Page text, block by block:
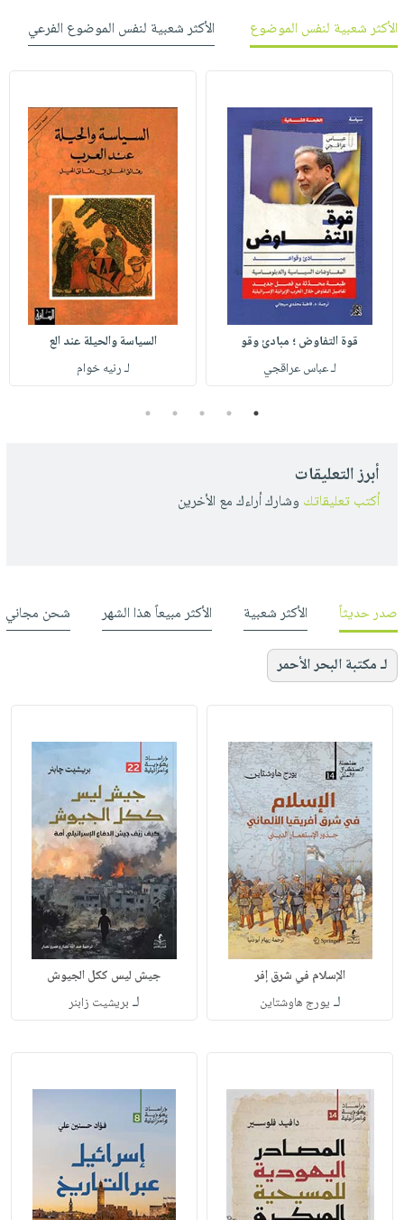
الأكثر شعبية لنفس الموضوع الأكثر شعبية لنفس الموضوع الفرعي
قوة التفاوض ؛ مبادئ وقو
لـ عباس عراقجي
السياسة والحيلة عند الع
لـ رنيه خوام
1
2
3
4
5
أبرز التعليقات
أكتب تعليقاتك وشارك أراءك مع الأخرين
صدر حديثاً الأكثر شعبية الأكثر مبيعاً هذا الشهر شحن مجاني
لـ مكتبة البحر الأحمر
الإسلام في شرق إفر
لـ يورج هاوشتاين
جيش ليس ككل الجيوش
لـ بريشيت زابنر